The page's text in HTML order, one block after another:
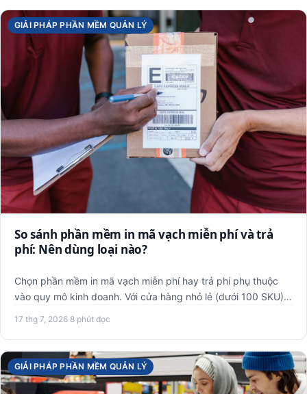
GIẢI PHÁP PHẦN MỀM QUẢN LÝ
So sánh phần mềm in mã vạch miễn phí và trả
phí: Nên dùng loại nào?
Chọn phần mềm in mã vạch miễn phí hay trả phí phụ thuộc
vào quy mô kinh doanh. Với cửa hàng nhỏ lẻ (dưới 100 SKU),
17 thg 7, 2026·8 phút đọc
GIẢI PHÁP PHẦN MỀM QUẢN LÝ